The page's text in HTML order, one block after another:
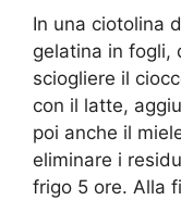
In una ciotolina
gelatina in fogli,
sciogliere il
con il latte,
poi anche il
eliminare i
frigo 5 ore. Alla